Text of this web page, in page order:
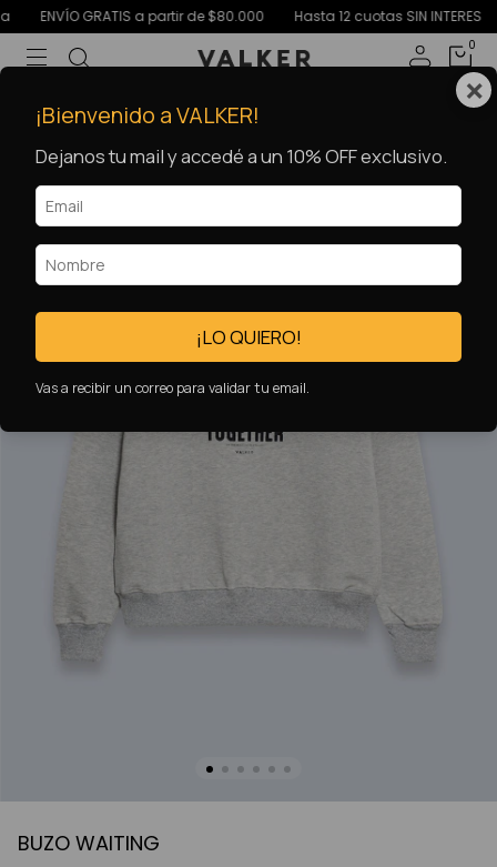
ENVÍO GRATIS a partir de $80.000 Hasta 12 cuotas SIN INTERES
0
2x1 💥
BUZO WAITING
×
¡Bienvenido a VALKER!
Dejanos tu mail y accedé a un 10% OFF exclusivo.
¡LO QUIERO!
Vas a recibir un correo para validar tu email.